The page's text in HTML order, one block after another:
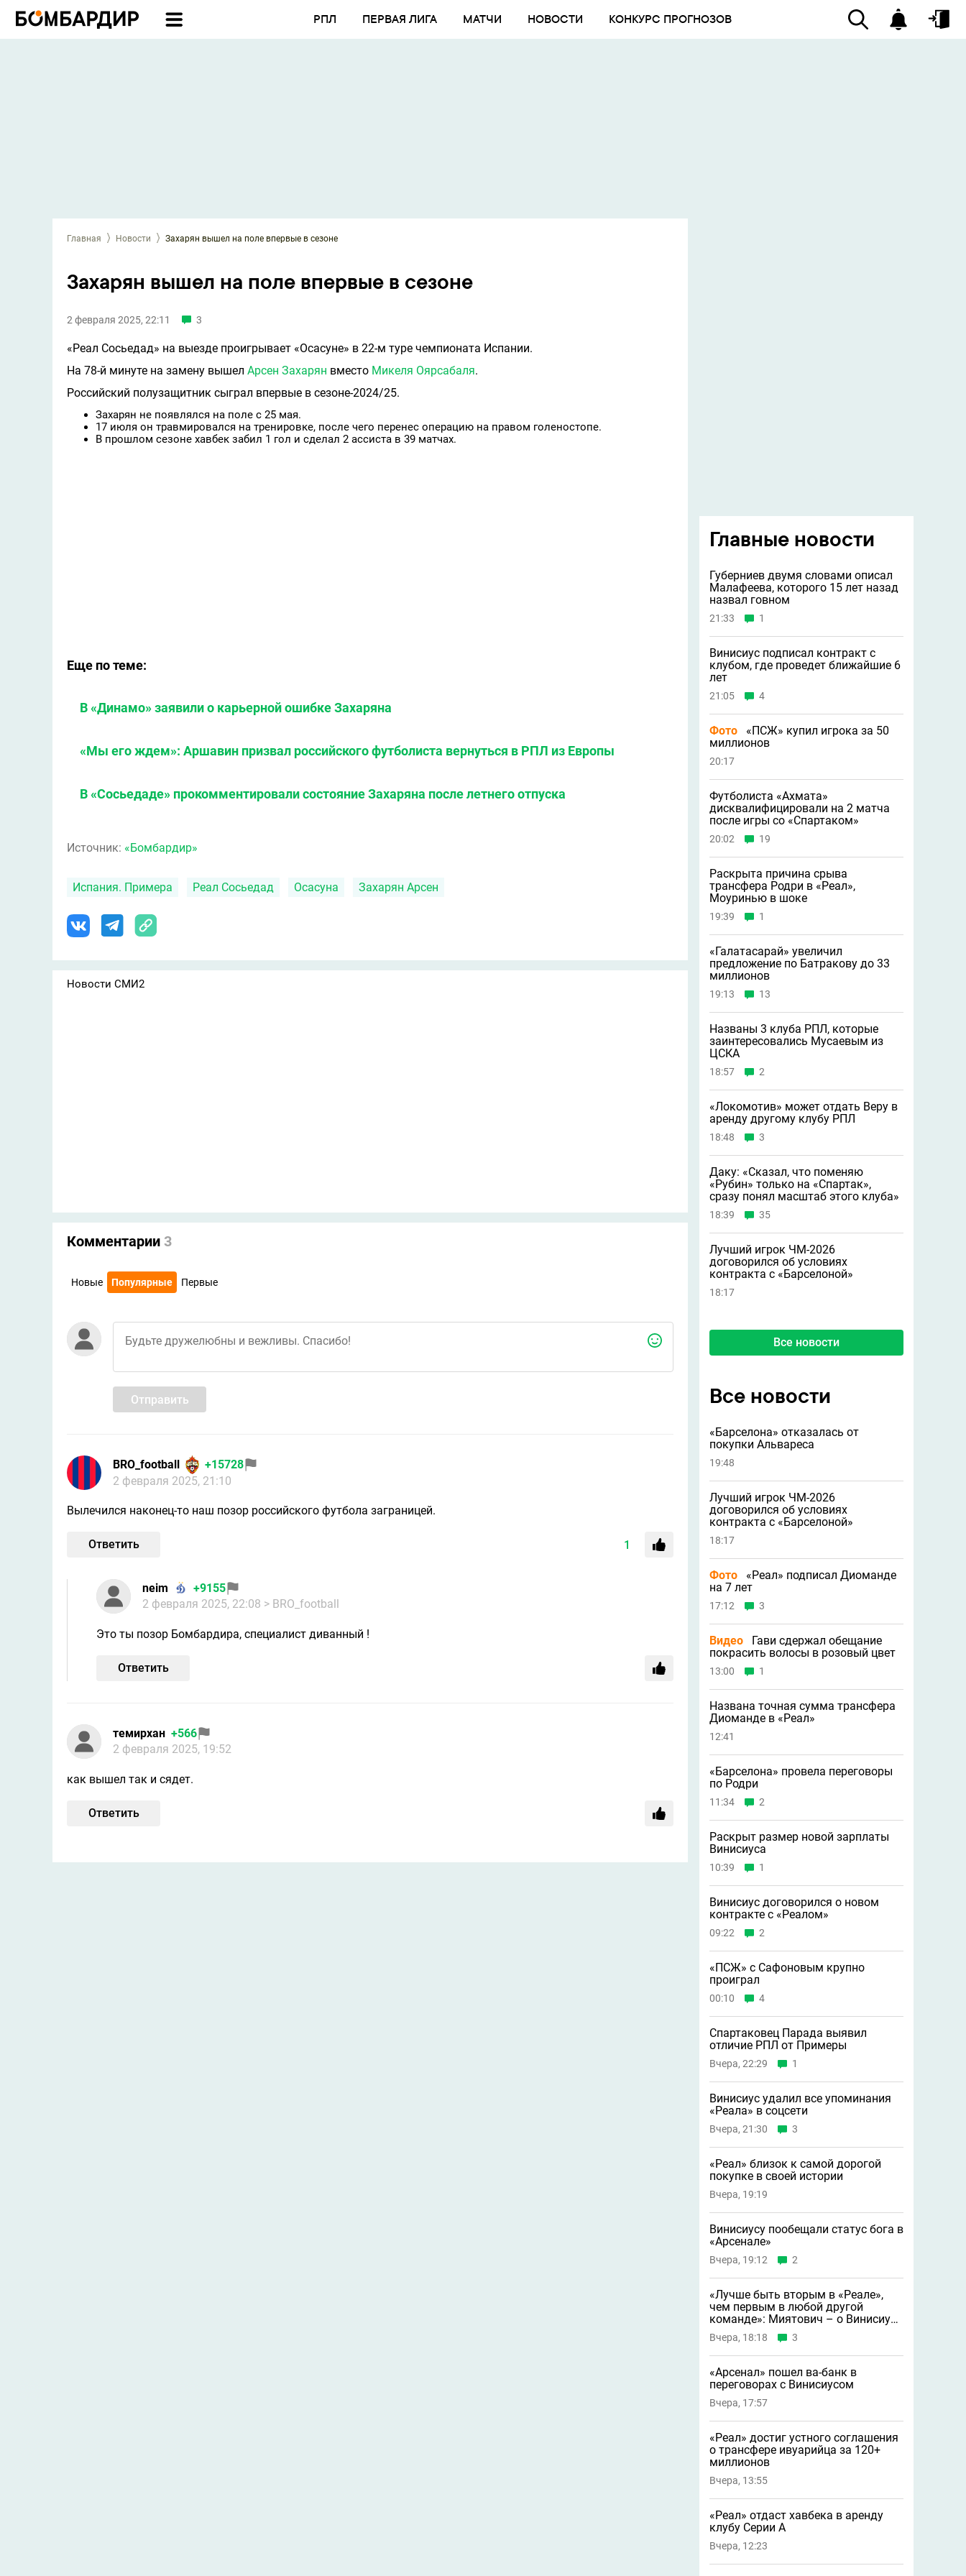
РПЛ ПЕРВАЯ ЛИГА МАТЧИ НОВОСТИ КОНКУРС ПРОГНОЗОВ
Главная Новости Захарян вышел на поле впервые в сезоне
Захарян вышел на поле впервые в сезоне
2 февраля 2025, 22:11 3
«Реал Сосьедад» на выезде проигрывает «Осасуне» в 22-м туре чемпионата Испании.
На 78-й минуте на замену вышел Арсен Захарян вместо Микеля Оярсабаля.
Российский полузащитник сыграл впервые в сезоне-2024/25.
Захарян не появлялся на поле с 25 мая.
17 июля он травмировался на тренировке, после чего перенес операцию на правом голеностопе.
В прошлом сезоне хавбек забил 1 гол и сделал 2 ассиста в 39 матчах.
Еще по теме:
В «Динамо» заявили о карьерной ошибке Захаряна
«Мы его ждем»: Аршавин призвал российского футболиста вернуться в РПЛ из Европы
В «Сосьедаде» прокомментировали состояние Захаряна после летнего отпуска
Источник: «Бомбардир»
Испания. Примера Реал Сосьедад Осасуна Захарян Арсен
Новости СМИ2
Комментарии 3
Новые Популярные Первые
Отправить
BRO_football
+15728
2 февраля 2025, 21:10
Вылечился наконец-то наш позор российского футбола заграницей.
Ответить 1
neim
+9155
2 февраля 2025, 22:08 > BRO_football
Это ты позор Бомбардира, специалист диванный !
Ответить
темирхан +566
2 февраля 2025, 19:52
как вышел так и сядет.
Ответить
Главные новости
Губерниев двумя словами описал
Малафеева, которого 15 лет назад
назвал говном
21:33 1
Винисиус подписал контракт с
клубом, где проведет ближайшие 6
лет
21:05 4
Фото
«ПСЖ» купил игрока за 50
миллионов
20:17
Футболиста «Ахмата»
дисквалифицировали на 2 матча
после игры со «Спартаком»
20:02 19
Раскрыта причина срыва
трансфера Родри в «Реал»,
Моуринью в шоке
19:39 1
«Галатасарай» увеличил
предложение по Батракову до 33
миллионов
19:13 13
Названы 3 клуба РПЛ, которые
заинтересовались Мусаевым из
ЦСКА
18:57 2
«Локомотив» может отдать Веру в
аренду другому клубу РПЛ
18:48 3
Даку: «Сказал, что поменяю
«Рубин» только на «Спартак»,
сразу понял масштаб этого клуба»
18:39 35
Лучший игрок ЧМ-2026
договорился об условиях
контракта с «Барселоной»
18:17
Все новости
Все новости
«Барселона» отказалась от
покупки Альвареса
19:48
Лучший игрок ЧМ-2026
договорился об условиях
контракта с «Барселоной»
18:17
Фото
«Реал» подписал Диоманде
на 7 лет
17:12 3
Видео
Гави сдержал обещание
покрасить волосы в розовый цвет
13:00 1
Названа точная сумма трансфера
Диоманде в «Реал»
12:41
«Барселона» провела переговоры
по Родри
11:34 2
Раскрыт размер новой зарплаты
Винисиуса
10:39 1
Винисиус договорился о новом
контракте с «Реалом»
09:22 2
«ПСЖ» с Сафоновым крупно
проиграл
00:10 4
Спартаковец Парада выявил
отличие РПЛ от Примеры
Вчера, 22:29 1
Винисиус удалил все упоминания
«Реала» в соцсети
Вчера, 21:30 3
«Реал» близок к самой дорогой
покупке в своей истории
Вчера, 19:19
Винисиусу пообещали статус бога в
«Арсенале»
Вчера, 19:12 2
«Лучше быть вторым в «Реале»,
чем первым в любой другой
команде»: Миятович – о Винисиусе
в «Арсенале»
Вчера, 18:18 3
«Арсенал» пошел ва-банк в
переговорах с Винисиусом
Вчера, 17:57
«Реал» достиг устного соглашения
о трансфере ивуарийца за 120+
миллионов
Вчера, 13:55
«Реал» отдаст хавбека в аренду
клубу Серии A
Вчера, 12:23